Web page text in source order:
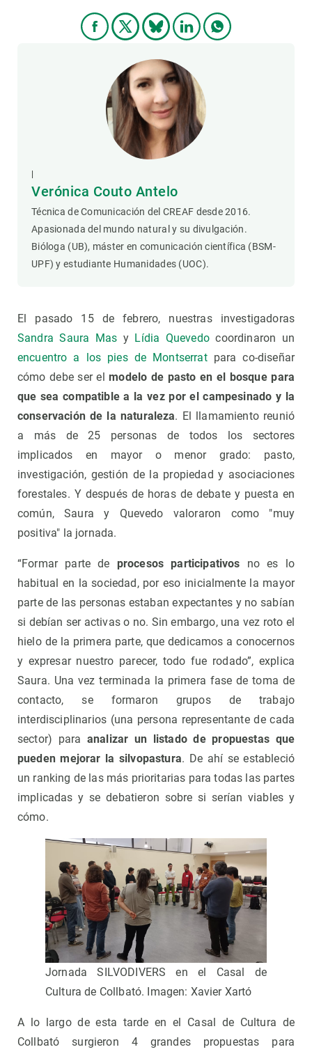
Verónica Couto Antelo
Técnica de Comunicación del CREAF desde 2016.
Apasionada del mundo natural y su divulgación.
Bióloga (UB), máster en comunicación científica (BSM-
UPF) y estudiante Humanidades (UOC).
El pasado 15 de febrero, nuestras investigadoras
Sandra Saura Mas y Lídia Quevedocoordinaron un
encuentro a los pies de Montserratpara co-diseñar
cómo debe ser elmodelo de pasto en el bosque para
que sea compatible a la vez por el campesinado y la
conservación de la naturaleza. El llamamiento reunió
a más de 25 personas de todos los sectores
implicados en mayor o menor grado: pasto,
investigación, gestión de la propiedad y asociaciones
forestales. Y después de horas de debate y puesta en
común, Saura y Quevedo valoraron como "muy
positiva" la jornada.
“Formar parte de procesos participativos no es lo
habitual en la sociedad, por eso inicialmente la mayor
parte de las personas estaban expectantes y no sabían
si debían ser activas o no. Sin embargo, una vez roto el
hielo de la primera parte, que dedicamos a conocernos
y expresar nuestro parecer, todo fue rodado”, explica
Saura. Una vez terminada la primera fase de toma de
contacto, se formaron grupos de trabajo
interdisciplinarios (una persona representante de cada
sector) para analizar un listado de propuestas que
pueden mejorar la silvopastura. De ahí se estableció
un ranking de las más prioritarias para todas las partes
implicadas y se debatieron sobre si serían viables y
cómo.
Jornada SILVODIVERS en el Casal de
Cultura de Collbató. Imagen: Xavier Xartó
A lo largo de esta tarde en el Casal de Cultura de
Collbató surgieron 4 grandes propuestas para